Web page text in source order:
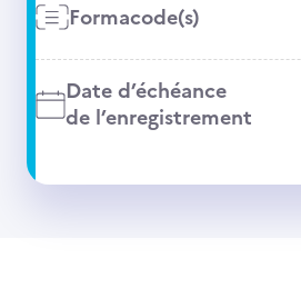
Formacode(s)
Date d’échéance
de l’enregistrement